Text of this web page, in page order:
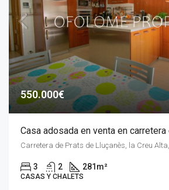
550.000€
3 2 281m²
CASAS Y CHALETS